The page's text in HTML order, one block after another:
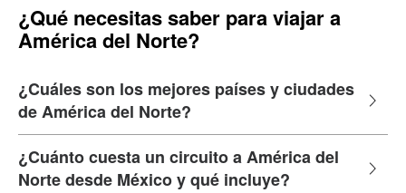
¿Qué necesitas saber para viajar a
América del Norte?
¿Cuáles son los mejores países y ciudades
de América del Norte?
¿Cuánto cuesta un circuito a América del
Norte desde México y qué incluye?